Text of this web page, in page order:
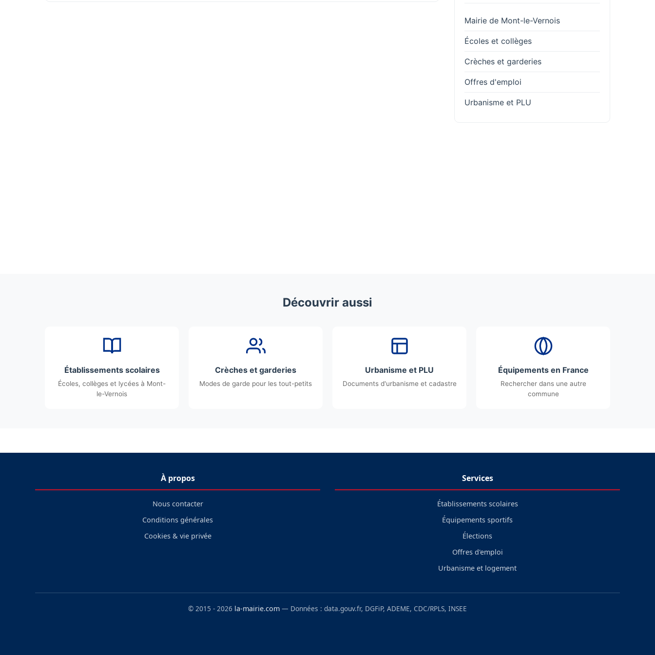
Mairie de Mont-le-Vernois
Écoles et collèges
Crèches et garderies
Offres d'emploi
Urbanisme et PLU
Découvrir aussi
Établissements scolaires
Écoles, collèges et lycées à Mont-
le-Vernois
Crèches et garderies
Modes de garde pour les tout-petits
Urbanisme et PLU
Documents d'urbanisme et cadastre
Équipements en France
Rechercher dans une autre
commune
À propos
Nous contacter
Conditions générales
Cookies & vie privée
Services
Établissements scolaires
Équipements sportifs
Élections
Offres d'emploi
Urbanisme et logement
© 2015 - 2026 la-mairie.com — Données : data.gouv.fr, DGFiP, ADEME, CDC/RPLS, INSEE